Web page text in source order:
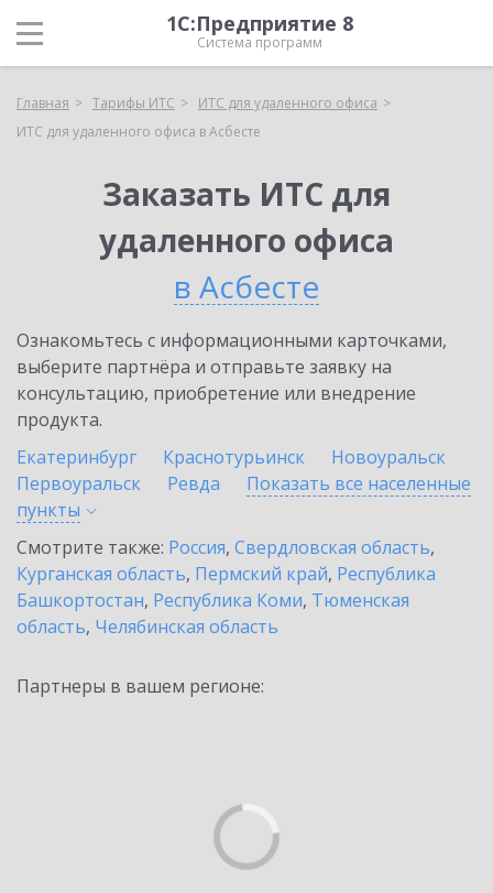
1С:Предприятие 8
Система программ
Главная Тарифы ИТС
ИТС для удаленного офиса
ИТС для удаленного офиса в Асбесте
Заказать ИТС для
удаленного офиса
в Асбесте
Ознакомьтесь с информационными карточками,
выберите партнёра и отправьте заявку на
консультацию, приобретение или внедрение
продукта.
Екатеринбург
Краснотурьинск
Новоуральск
Первоуральск
Ревда
Показать все населенные
пункты
Смотрите также: Россия, Свердловская область,
Курганская область, Пермский край, Республика
Башкортостан, Республика Коми, Тюменская
область, Челябинская область
Партнеры в вашем регионе: